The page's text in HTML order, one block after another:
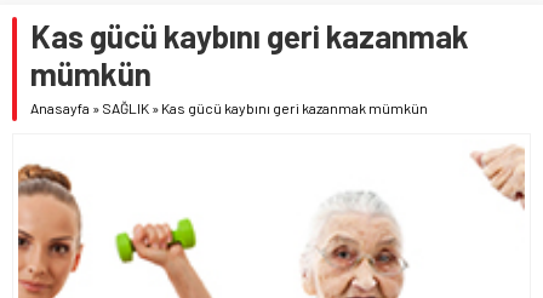
Kas gücü kaybını geri kazanmak
mümkün
Anasayfa » SAĞLIK » Kas gücü kaybını geri kazanmak mümkün